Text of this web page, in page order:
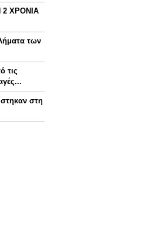
ΧΡΟΝΙΑ
των
τις
στη